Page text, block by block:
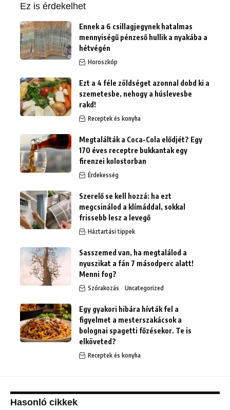
Ez is érdekelhet
Ennek a 6 csillagjegynek hatalmas
mennyiségű pénzeső hullik a nyakába a
hétvégén
Horoszkóp
Ezt a 4 féle zöldséget azonnal dobd ki a
szemetesbe, nehogy a húslevesbe
rakd!
Receptek és konyha
Megtalálták a Coca-Cola elődjét? Egy
170 éves receptre bukkantak egy
firenzei kolostorban
Érdekesség
Szerelő se kell hozzá: ha ezt
megcsinálod a klímáddal, sokkal
frissebb lesz a levegő
Háztartási tippek
Sasszemed van, ha megtalálod a
nyuszikat a fán 7 másodperc alatt!
Menni fog?
Szórakozás Uncategorized
Egy gyakori hibára hívták fel a
figyelmet a mesterszakácsok a
bolognai spagetti főzésekor. Te is
elköveted?
Receptek és konyha
Hasonló cikkek